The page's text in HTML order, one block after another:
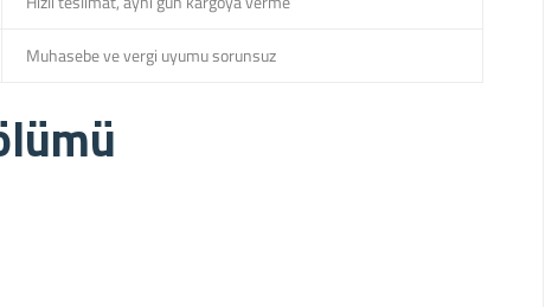
Muhasebe ve vergi uyumu sorunsuz